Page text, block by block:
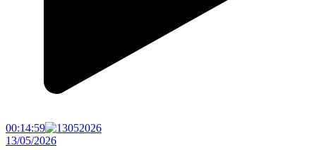
00:14:59
13/05/2026